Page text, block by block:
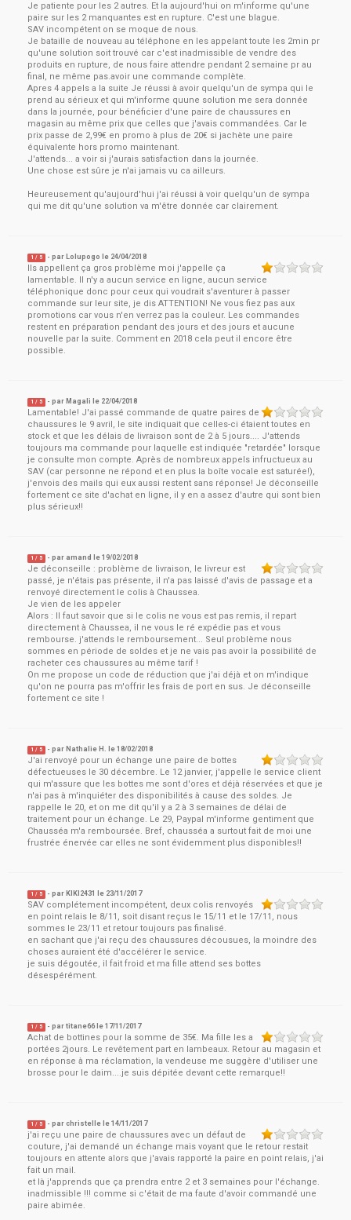
Je patiente pour les 2 autres. Et la aujourd'hui on m'informe qu'une
paire sur les 2 manquantes est en rupture. C'est une blague.
SAV incompétent on se moque de nous.
Je bataille de nouveau au téléphone en les appelant toute les 2min pr
qu'une solution soit trouvé car c'est inadmissible de vendre des
produits en rupture, de nous faire attendre pendant 2 semaine pr au
final, ne même pas.avoir une commande complète.
Apres 4 appels a la suite Je réussi à avoir quelqu'un de sympa qui le
prend au sérieux et qui m'informe quune solution me sera donnée
dans la journée, pour bénéficier d'une paire de chaussures en
magasin au même prix que celles que j'avais commandées. Car le
prix passe de 2,99€ en promo à plus de 20€ si jachète une paire
équivalente hors promo maintenant.
J'attends... a voir si j'aurais satisfaction dans la journée.
Une chose est sûre je n'ai jamais vu ca ailleurs.
Heureusement qu'aujourd'hui j'ai réussi à voir quelqu'un de sympa
qui me dit qu'une solution va m'être donnée car clairement.
1 / 5 - par Lolupogo le 24/04/2018
Ils appellent ça gros problème moi j'appelle ça
lamentable. Il n'y a aucun service en ligne, aucun service
téléphonique donc pour ceux qui voudrait s'aventurer à passer
commande sur leur site, je dis ATTENTION! Ne vous fiez pas aux
promotions car vous n'en verrez pas la couleur. Les commandes
restent en préparation pendant des jours et des jours et aucune
nouvelle par la suite. Comment en 2018 cela peut il encore être
possible.
1 / 5 - par Magali le 22/04/2018
Lamentable! J'ai passé commande de quatre paires de
chaussures le 9 avril, le site indiquait que celles-ci étaient toutes en
stock et que les délais de livraison sont de 2 à 5 jours.... J'attends
toujours ma commande pour laquelle est indiquée "retardée" lorsque
je consulte mon compte. Après de nombreux appels infructueux au
SAV (car personne ne répond et en plus la boîte vocale est saturée!),
j'envois des mails qui eux aussi restent sans réponse! Je déconseille
fortement ce site d'achat en ligne, il y en a assez d'autre qui sont bien
plus sérieux!!
1 / 5 - par amand le19/02/2018
Je déconseille : problème de livraison, le livreur est
passé, je n'étais pas présente, il n'a pas laissé d'avis de passage et a
renvoyé directement le colis à Chaussea.
Je vien de les appeler
Alors : Il faut savoir que si le colis ne vous est pas remis, il repart
directement à Chaussea, il ne vous le ré expédie pas et vous
rembourse. j'attends le remboursement... Seul problème nous
sommes en période de soldes et je ne vais pas avoir la possibilité de
racheter ces chaussures au même tarif !
On me propose un code de réduction que j'ai déjà et on m'indique
qu'on ne pourra pas m'offrir les frais de port en sus. Je déconseille
fortement ce site !
1 / 5 - par Nathalie H. le18/02/2018
J'ai renvoyé pour un échange une paire de bottes
défectueuses le 30 décembre. Le 12 janvier, j'appelle le service client
qui m'assure que les bottes me sont d'ores et déjà réservées et que je
n'ai pas à m'inquiéter des disponibilités à cause des soldes. Je
rappelle le 20, et on me dit qu'il y a 2 à 3 semaines de délai de
traitement pour un échange. Le 29, Paypal m'informe gentiment que
Chausséa m'a remboursée. Bref, chausséa a surtout fait de moi une
frustrée énervée car elles ne sont évidemment plus disponibles!!
1 / 5 - par KIKI2431 le 23/11/2017
SAV complétement incompétent, deux colis renvoyés
en point relais le 8/11, soit disant reçus le 15/11 et le 17/11, nous
sommes le 23/11 et retour toujours pas finalisé.
en sachant que j'ai reçu des chaussures décousues, la moindre des
choses auraient été d'accélérer le service.
je suis dégoutée, il fait froid et ma fille attend ses bottes
désespérément.
1 / 5 - partitane66le17/11/2017
Achat de bottines pour la somme de 35€. Ma fille les a
portées 2jours. Le revêtement part en lambeaux. Retour au magasin et
en réponse à ma réclamation, la vendeuse me suggère d'utiliser une
brosse pour le daim....je suis dépitée devant cette remarque!!
1 / 5 - parchristelle le14/11/2017
j'ai reçu une paire de chaussures avec un défaut de
couture, j'ai demandé un échange mais voyant que le retour restait
toujours en attente alors que j'avais rapporté la paire en point relais, j'ai
fait un mail.
et là j'apprends que ça prendra entre 2 et 3 semaines pour l'échange.
inadmissible !!! comme si c'était de ma faute d'avoir commandé une
paire abimée.